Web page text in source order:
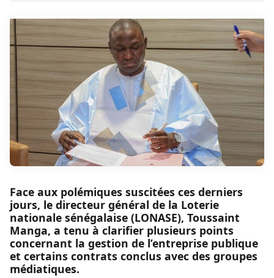
Face aux polémiques suscitées ces derniers
jours, le directeur général de la Loterie
nationale sénégalaise (LONASE), Toussaint
Manga, a tenu à clarifier plusieurs points
concernant la gestion de l’entreprise publique
et certains contrats conclus avec des groupes
médiatiques.